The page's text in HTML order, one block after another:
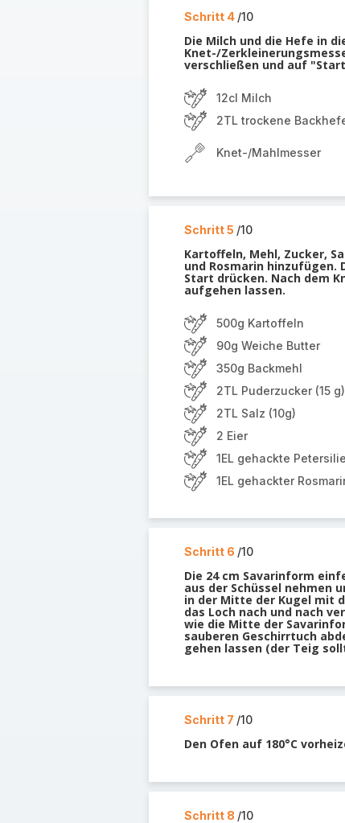
Schritt 4 /10
Die Milch und die Hefe in
Knet-/
verschließen und auf
12cl Milch
2TL trockene
Knet-/Mahlmesser
Schritt 5 /10
Kartoffeln, Mehl, Zucker,
und Rosmarin hinzufügen.
Start drücken. Nach dem
aufgehen lassen.
500g Kartoffeln
90g Weiche Butter
350g Backmehl
2TL Puderzucker (15 g)
2TL Salz (10g)
2 Eier
1EL gehackte Petersilie
1EL gehackter
Schritt 6 /10
Die 24 cm Savarinform
aus der Schüssel nehmen
in der Mitte der Kugel mit
das Loch nach und nach
wie die Mitte der
sauberen Geschirrtuch
gehen lassen (der Teig
Schritt 7 /10
Den Ofen auf 180°C
Schritt 8 /10